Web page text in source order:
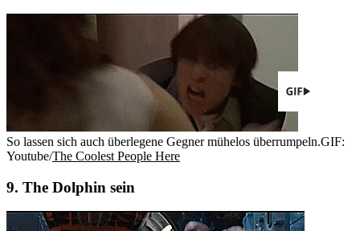
So lassen sich auch überlegene Gegner mühelos überrumpeln.GIF:
Youtube/The Coolest People Here
9. The Dolphin sein